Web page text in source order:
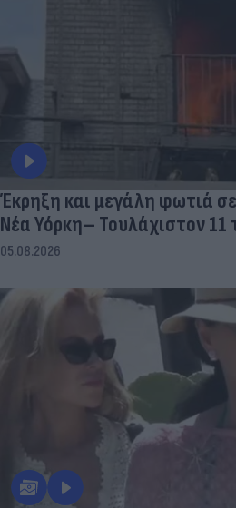
Έκρηξη και μεγάλη φωτιά
Νέα Υόρκη– Τουλάχιστον 11
05.08.2026